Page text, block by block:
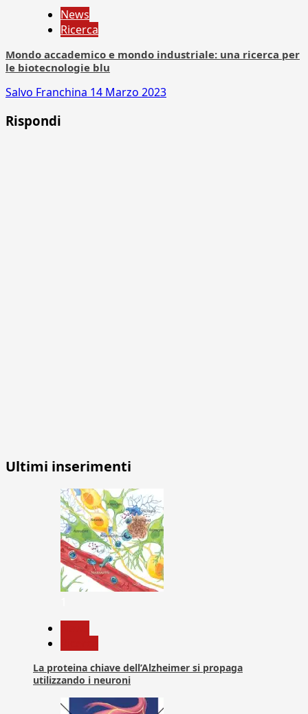
News
Ricerca
Mondo accademico e mondo industriale: una ricerca per
le biotecnologie blu
Salvo Franchina 14 Marzo 2023
Rispondi
Ultimi inserimenti
La proteina chiave dell’Alzheimer si propaga
utilizzando i neuroni